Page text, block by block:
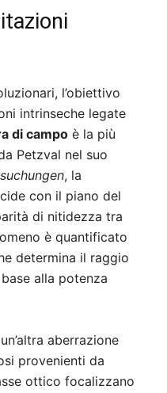
l’obiettivo
intrinseche legate
di campo è la più
Petzval nel suo
, la
con il piano del
di nitidezza tra
è quantificato
determina il raggio
alla potenza
aberrazione
provenienti da
ottico focalizzano